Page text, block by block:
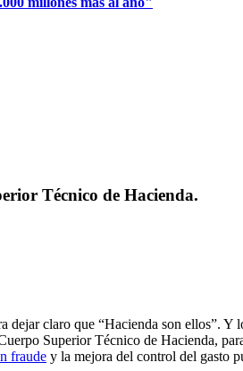
Técnico de Hacienda.
dejar claro que “Hacienda son ellos”. Y
Superior Técnico de Hacienda,
fraude y la mejora del control del gasto